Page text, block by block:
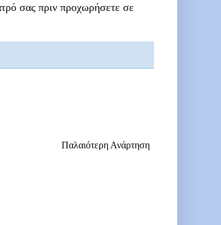
σας πριν προχωρήσετε σε
Παλαιότερη Ανάρτηση